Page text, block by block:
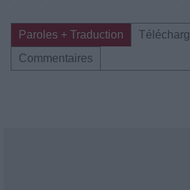
Paroles + Traduction
Commentaires